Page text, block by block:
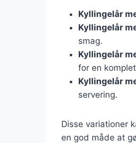
Kyllingelår
Kyllingelår
smag.
Kyllingelår
for en
Kyllingelår
servering.
Disse variationer
en god måde at